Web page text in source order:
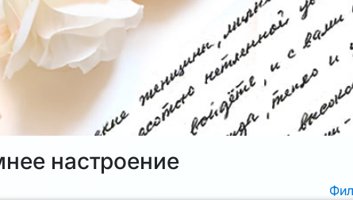
настроение